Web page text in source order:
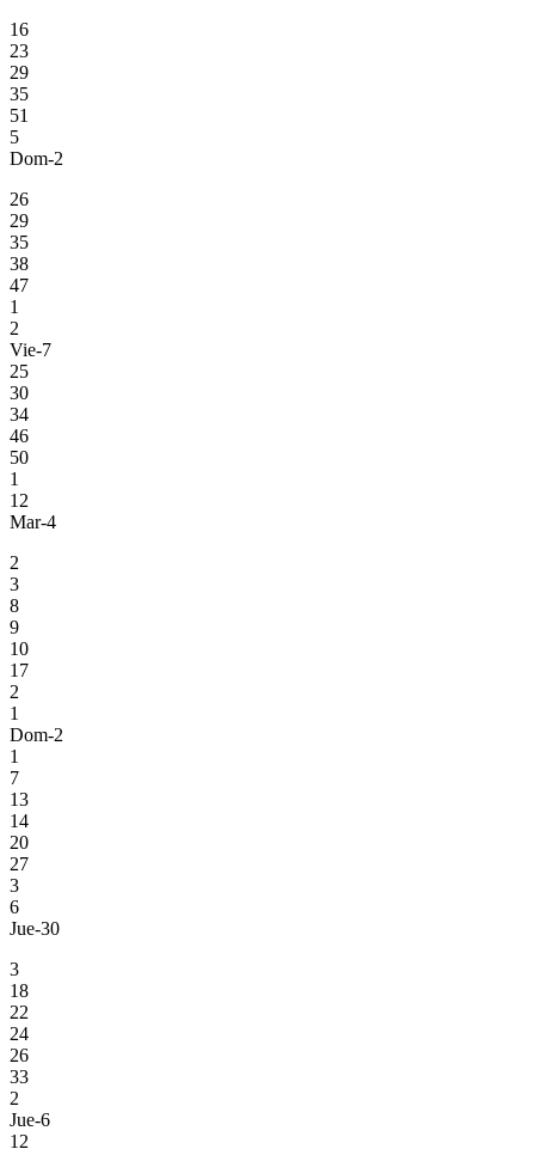
16
23
29
35
51
5
Dom-2
26
29
35
38
47
1
2
Vie-7
25
30
34
46
50
1
12
Mar-4
2
3
8
9
10
17
2
1
Dom-2
1
7
13
14
20
27
3
6
Jue-30
3
18
22
24
26
33
2
Jue-6
12